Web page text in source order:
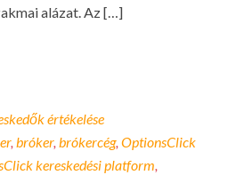
alázat. Az […]
értékelése
, bróker, brókercég, OptionsClick
kereskedési platform,